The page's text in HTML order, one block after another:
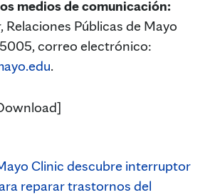
medios de comunicación:
Relaciones Públicas de Mayo
correo electrónico:
.
Clinic descubre interruptor
reparar trastornos del